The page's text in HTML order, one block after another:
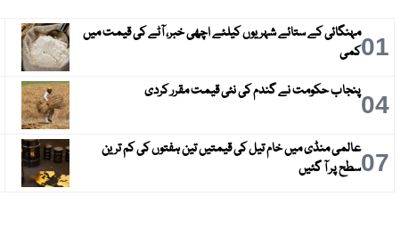
01مہنگائی کے ستائے شہریوں کیلئے اچھی خبر، آٹے کی قیمت میں
کمی
04پنجاب حکومت نے گندم کی نئی قیمت مقرر کردی
07عالمی منڈی میں خام تیل کی قیمتیں تین ہفتوں کی کم ترین
سطح پر آ گئیں